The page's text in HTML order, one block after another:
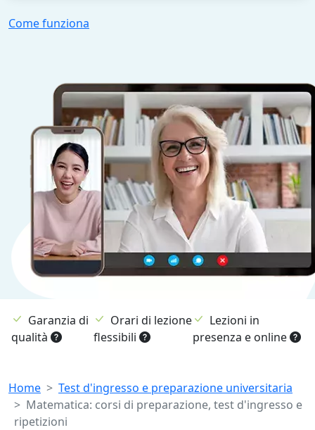
Come funziona
Garanzia di
qualità
Orari di lezione
flessibili
Lezioni in
presenza e online
Breadcrumb
Home
Test d'ingresso e preparazione universitaria
Matematica: corsi di preparazione, test d'ingresso e
ripetizioni